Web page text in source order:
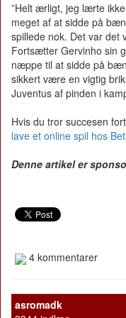
”Helt ærligt, jeg lærte
meget af at sidde på
spillede nok. Det var det
Fortsætter Gervinho sin
næppe til at sidde på
sikkert være en vigtig
Juventus af pinden i
Hvis du tror succesen
lave et online spil hos
Denne artikel er
4 kommentarer
asromadk